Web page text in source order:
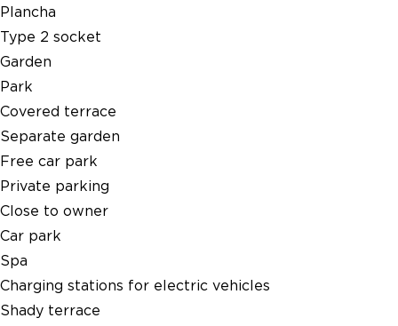
Plancha
Type 2 socket
Garden
Park
Covered terrace
Separate garden
Free car park
Private parking
Close to owner
Car park
Spa
Charging stations for electric vehicles
Shady terrace